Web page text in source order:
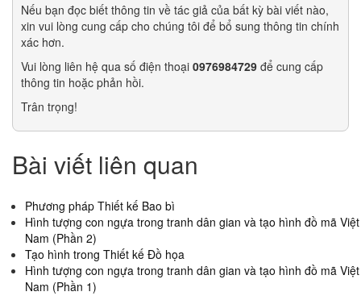
Nếu bạn đọc biết thông tin về tác giả của bất kỳ bài viết nào,
xin vui lòng cung cấp cho chúng tôi để bổ sung thông tin chính
xác hơn.
Vui lòng liên hệ qua số điện thoại 0976984729 để cung cấp
thông tin hoặc phản hồi.
Trân trọng!
Bài viết liên quan
Phương pháp Thiết kế Bao bì
Hình tượng con ngựa trong tranh dân gian và tạo hình đồ mã Việt
Nam (Phần 2)
Tạo hình trong Thiết kế Đồ họa
Hình tượng con ngựa trong tranh dân gian và tạo hình đồ mã Việt
Nam (Phần 1)